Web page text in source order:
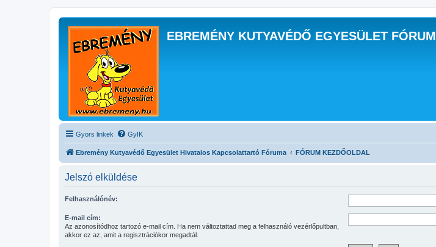
EBREMÉNY KUTYAVÉDŐ EGYESÜLET FÓRUM
Gyors linkek GyIK
Ebremény Kutyavédő Egyesület Hivatalos Kapcsolattartó Fóruma FÓRUM KEZDŐOLDAL
Jelszó elküldése
Felhasználónév:
E-mail cím:
Az azonosítódhoz tartozó e-mail cím. Ha nem változtattad meg a felhasználó vezérlőpultban,
akkor ez az, amit a regisztrációkor megadtál.